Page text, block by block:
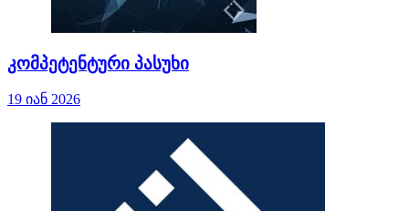
კომპეტენტური პასუხი
19 იან 2026